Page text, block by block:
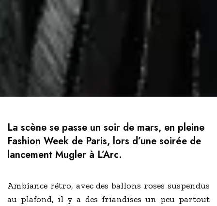
La scène se passe un soir de mars, en pleine
Fashion Week de Paris, lors d’une soirée de
lancement Mugler à L’Arc.
Ambiance rétro, avec des ballons roses suspendus
au plafond, il y a des friandises un peu partout